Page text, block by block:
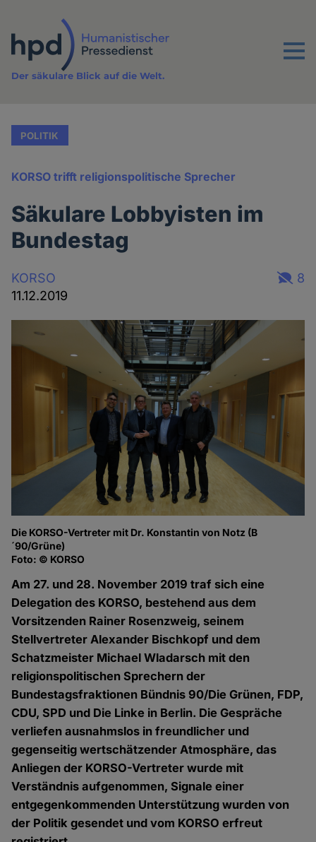
Inhalt
Menu
Der säkulare Blick auf die Welt.
POLITIK
KORSO trifft religionspolitische Sprecher
Säkulare Lobbyisten im
Bundestag
KORSO
11.12.2019
8
Die KORSO-Vertreter mit Dr. Konstantin von Notz (B
´90/Grüne)
Foto: © KORSO
Am 27. und 28. November 2019 traf sich eine
Delegation des KORSO, bestehend aus dem
Vorsitzenden Rainer Rosenzweig, seinem
Stellvertreter Alexander Bischkopf und dem
Schatzmeister Michael Wladarsch mit den
religionspolitischen Sprechern der
Bundestagsfraktionen Bündnis 90/Die Grünen, FDP,
CDU, SPD und Die Linke in Berlin. Die Gespräche
verliefen ausnahmslos in freundlicher und
gegenseitig wertschätzender Atmosphäre, das
Anliegen der KORSO-Vertreter wurde mit
Verständnis aufgenommen, Signale einer
entgegenkommenden Unterstützung wurden von
der Politik gesendet und vom KORSO erfreut